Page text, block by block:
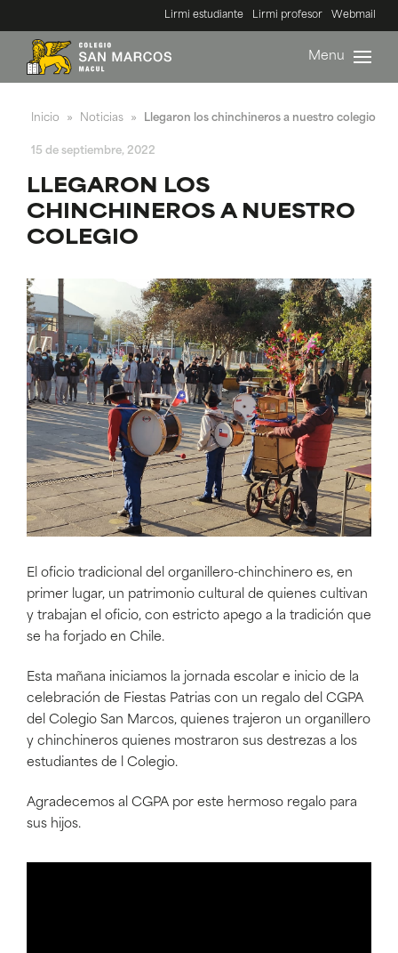
Lirmi estudiante Lirmi profesor Webmail
Menu
Inicio » Noticias » Llegaron los chinchineros a nuestro colegio
15 de septiembre, 2022
LLEGARON LOS
CHINCHINEROS A NUESTRO
COLEGIO
El oficio tradicional del organillero-chinchinero es, en
primer lugar, un patrimonio cultural de quienes cultivan
y trabajan el oficio, con estricto apego a la tradición que
se ha forjado en Chile.
Esta mañana iniciamos la jornada escolar e inicio de la
celebración de Fiestas Patrias con un regalo del CGPA
del Colegio San Marcos, quienes trajeron un organillero
y chinchineros quienes mostraron sus destrezas a los
estudiantes de l Colegio.
Agradecemos al CGPA por este hermoso regalo para
sus hijos.